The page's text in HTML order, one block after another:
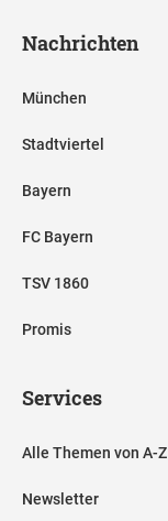
Nachrichten
München
Stadtviertel
Bayern
FC Bayern
TSV 1860
Promis
Services
Alle Themen von A-Z
Newsletter